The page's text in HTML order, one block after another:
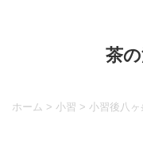
茶
ホーム > 小習 > 小習後八ヶ